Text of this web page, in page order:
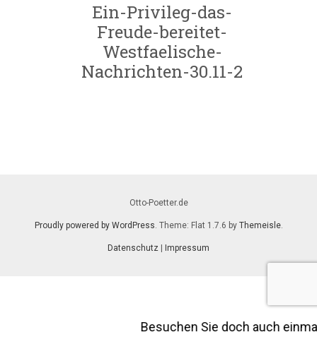
Besuchen Sie doch auch
Ein-Privileg-das-
Freude-bereitet-
Westfaelische-
Nachrichten-30.11-2
Otto-Poetter.de
Proudly powered by WordPress. Theme: Flat 1.7.6 by Themeisle.
Datenschutz Impressum